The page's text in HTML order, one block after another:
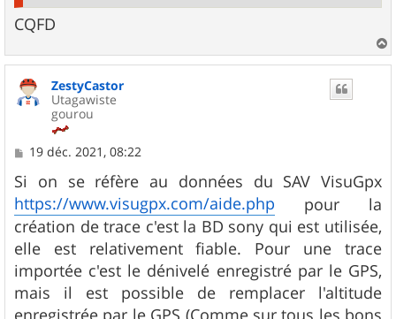
CQFD
a
ZestyCastor
Utagawiste
gourou
M
s
s
a
g
e
19 déc. 2021, 08:22
Si on se réfère au données du SAV VisuGpx
https://www.visugpx.com/aide.php pour la
création de trace c'est la BD sony qui est utilisée,
elle est relativement fiable. Pour une trace
importée c'est le dénivelé enregistré par le GPS,
mais il est possible de remplacer l'altitude